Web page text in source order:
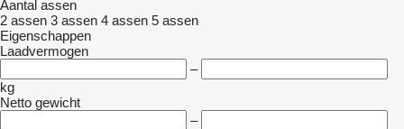
Aantal assen
2 assen 3 assen 4 assen 5 assen
Eigenschappen
Laadvermogen
–
kg
Netto gewicht
–